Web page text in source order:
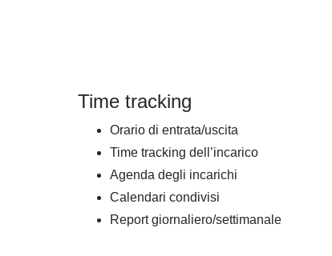
Time tracking
Orario di entrata/uscita
Time tracking dell’incarico
Agenda degli incarichi
Calendari condivisi
Report giornaliero/settimanale